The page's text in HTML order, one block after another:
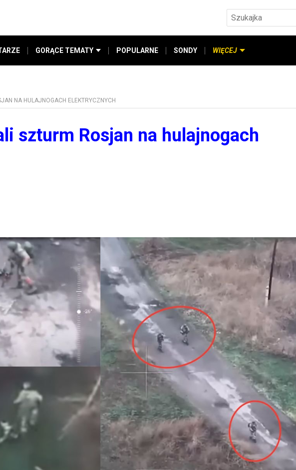
GORĄCE TEMATY POPULARNE SONDY WIĘCEJ
NA HULAJNOGACH ELEKTRYCZNYCH
szturm Rosjan na hulajnogach